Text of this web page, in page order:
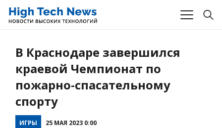
В Краснодаре завершился
краевой Чемпионат по
пожарно-спасательному
спорту
ИГРЫ 25 МАЯ 2023 0:00